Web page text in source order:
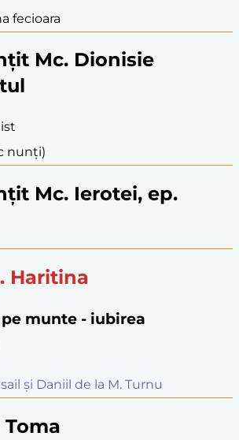
fecioara
Mc. Dionisie
nunți)
Mc. Ierotei, ep.
Haritina
munte - iubirea
și Daniil de la M. Turnu
Toma